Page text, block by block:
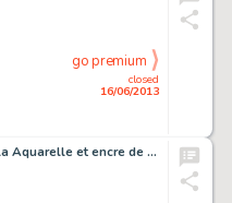
closed
16/06/2013
go premium
MANARA Vampirella Aquarelle et encre de Chine pour la couverture du premier